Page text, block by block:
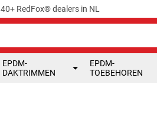
40+ RedFox® dealers in NL
EPDM-
DAKTRIMMEN
EPDM-
TOEBEHOREN